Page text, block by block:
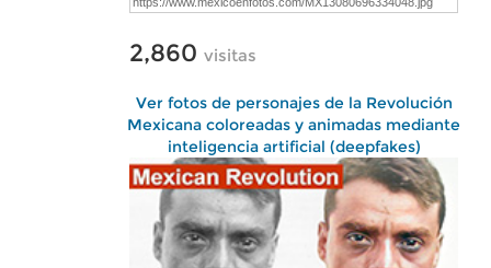
2,860 visitas
Ver fotos de personajes de la Revolución
Mexicana coloreadas y animadas mediante
inteligencia artificial (deepfakes)